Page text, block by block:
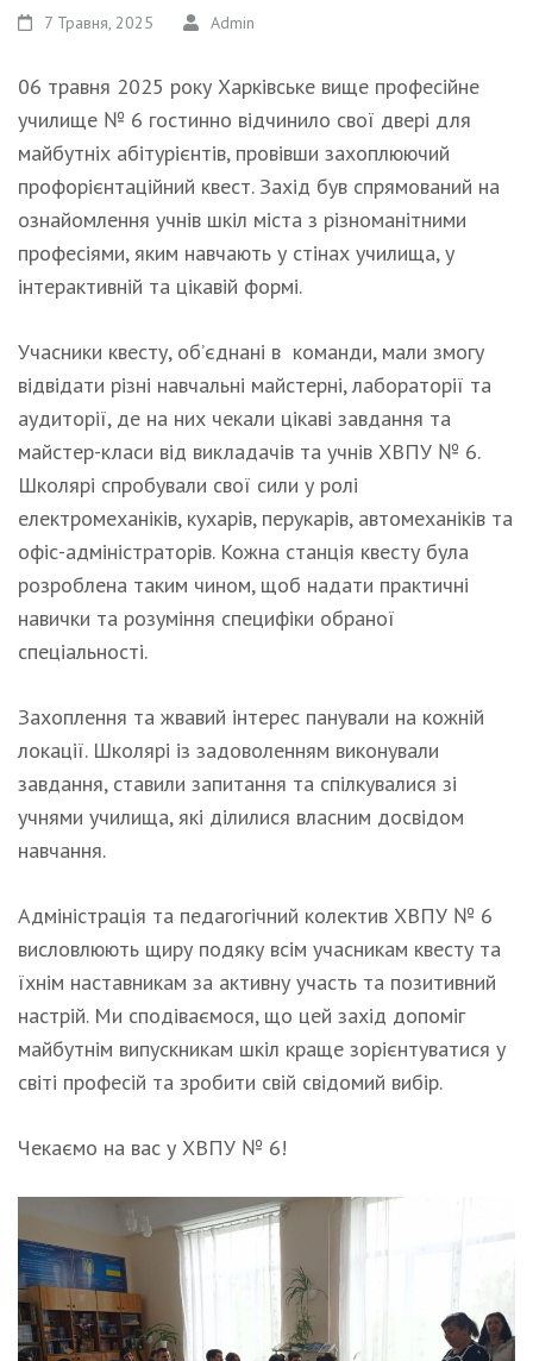
7 Травня, 2025 Admin
06 травня 2025 року Харківське вище професійне
училище № 6 гостинно відчинило свої двері для
майбутніх абітурієнтів, провівши захоплюючий
профорієнтаційний квест. Захід був спрямований на
ознайомлення учнів шкіл міста з різноманітними
професіями, яким навчають у стінах училища, у
інтерактивній та цікавій формі.
Учасники квесту, об’єднані в команди, мали змогу
відвідати різні навчальні майстерні, лабораторії та
аудиторії, де на них чекали цікаві завдання та
майстер-класи від викладачів та учнів ХВПУ № 6.
Школярі спробували свої сили у ролі
електромеханіків, кухарів, перукарів, автомеханіків та
офіс-адміністраторів. Кожна станція квесту була
розроблена таким чином, щоб надати практичні
навички та розуміння специфіки обраної
спеціальності.
Захоплення та жвавий інтерес панували на кожній
локації. Школярі із задоволенням виконували
завдання, ставили запитання та спілкувалися зі
учнями училища, які ділилися власним досвідом
навчання.
Адміністрація та педагогічний колектив ХВПУ № 6
висловлюють щиру подяку всім учасникам квесту та
їхнім наставникам за активну участь та позитивний
настрій. Ми сподіваємося, що цей захід допоміг
майбутнім випускникам шкіл краще зорієнтуватися у
світі професій та зробити свій свідомий вибір.
Чекаємо на вас у ХВПУ № 6!